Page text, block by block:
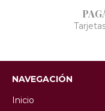
NAVEGACIÓN
Inicio